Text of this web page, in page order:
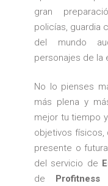
gran
policías, guardia
del mundo
personajes de la
No lo pienses
más plena y
mejor tu tiempo
objetivos físicos,
presente o
del servicio de
de Profitness